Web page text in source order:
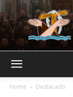
Home
Destacado